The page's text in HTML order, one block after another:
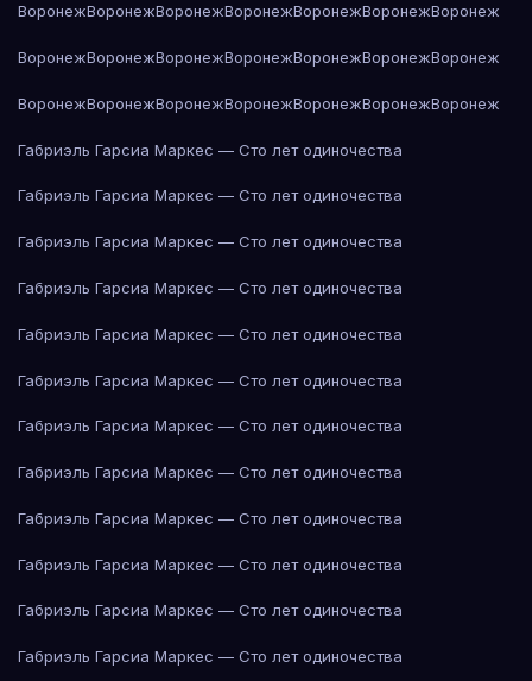
ВоронежВоронежВоронежВоронежВоронежВоронежВоронеж
ВоронежВоронежВоронежВоронежВоронежВоронежВоронеж
ВоронежВоронежВоронежВоронежВоронежВоронежВоронеж
Габриэль Гарсиа Маркес — Сто лет одиночества
Габриэль Гарсиа Маркес — Сто лет одиночества
Габриэль Гарсиа Маркес — Сто лет одиночества
Габриэль Гарсиа Маркес — Сто лет одиночества
Габриэль Гарсиа Маркес — Сто лет одиночества
Габриэль Гарсиа Маркес — Сто лет одиночества
Габриэль Гарсиа Маркес — Сто лет одиночества
Габриэль Гарсиа Маркес — Сто лет одиночества
Габриэль Гарсиа Маркес — Сто лет одиночества
Габриэль Гарсиа Маркес — Сто лет одиночества
Габриэль Гарсиа Маркес — Сто лет одиночества
Габриэль Гарсиа Маркес — Сто лет одиночества